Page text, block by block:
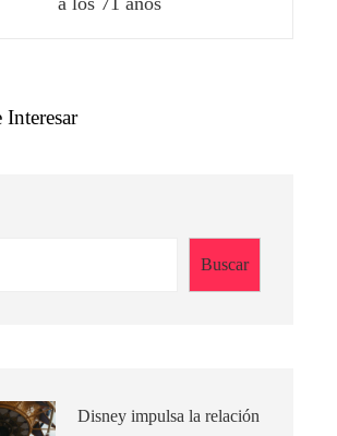
Interesar
Buscar
Disney impulsa la relación